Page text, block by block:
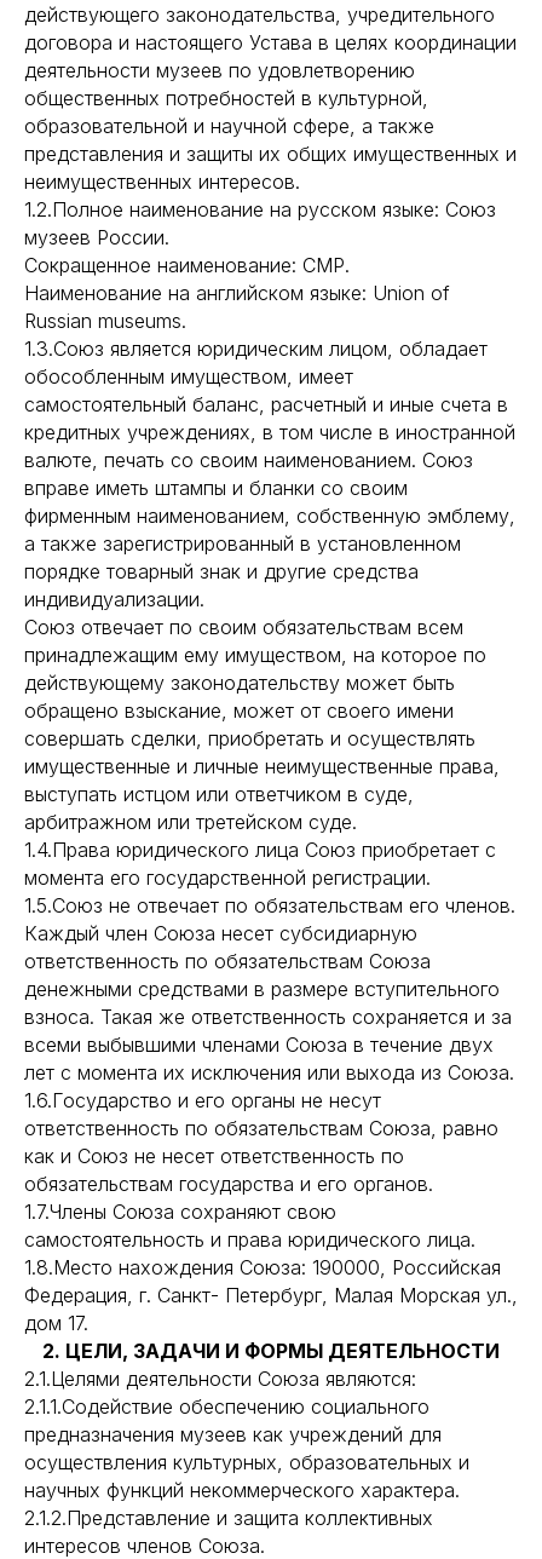
действующего законодательства, учредительного
договора и настоящего Устава в целях координации
деятельности музеев по удовлетворению
общественных потребностей в культурной,
образовательной и научной сфере, а также
представления и защиты их общих имущественных и
неимущественных интересов.
1.2.Полное наименование на русском языке: Союз
музеев России.
Сокращенное наименование: СМР.
Наименование на английском языке: Union of
Russian museums.
1.3.Союз является юридическим лицом, обладает
обособленным имуществом, имеет
самостоятельный баланс, расчетный и иные счета в
кредитных учреждениях, в том числе в иностранной
валюте, печать со своим наименованием. Союз
вправе иметь штампы и бланки со своим
фирменным наименованием, собственную эмблему,
а также зарегистрированный в установленном
порядке товарный знак и другие средства
индивидуализации.
Союз отвечает по своим обязательствам всем
принадлежащим ему имуществом, на которое по
действующему законодательству может быть
обращено взыскание, может от своего имени
совершать сделки, приобретать и осуществлять
имущественные и личные неимущественные права,
выступать истцом или ответчиком в суде,
арбитражном или третейском суде.
1.4.Права юридического лица Союз приобретает с
момента его государственной регистрации.
1.5.Союз не отвечает по обязательствам его членов.
Каждый член Союза несет субсидиарную
ответственность по обязательствам Союза
денежными средствами в размере вступительного
взноса. Такая же ответственность сохраняется и за
всеми выбывшими членами Союза в течение двух
лет с момента их исключения или выхода из Союза.
1.6.Государство и его органы не несут
ответственность по обязательствам Союза, равно
как и Союз не несет ответственность по
обязательствам государства и его органов.
1.7.Члены Союза сохраняют свою
самостоятельность и права юридического лица.
1.8.Место нахождения Союза: 190000, Российская
Федерация, г. Санкт- Петербург, Малая Морская ул.,
дом 17.
2. ЦЕЛИ, ЗАДАЧИ И ФОРМЫ ДЕЯТЕЛЬНОСТИ
2.1.Целями деятельности Союза являются:
2.1.1.Содействие обеспечению социального
предназначения музеев как учреждений для
осуществления культурных, образовательных и
научных функций некоммерческого характера.
2.1.2.Представление и защита коллективных
интересов членов Союза.